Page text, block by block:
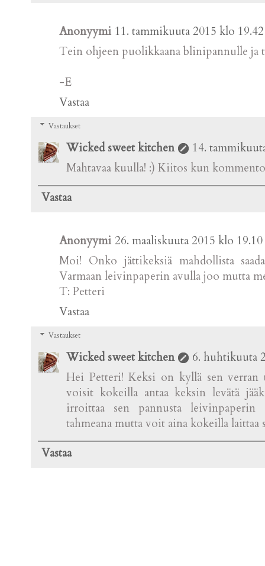
Anonyymi 11. tammikuuta 2015 klo 19.42
Tein ohjeen puolikkaana blinipannulle ja
-E
Vastaa
Vastaukset
Wicked sweet kitchen
14.
Mahtavaa kuulla! :) Kiitos kun
Vastaa
Anonyymi 26. maaliskuuta 2015 klo 19.10
Moi! Onko jättikeksiä mahdollista
Varmaan leivinpaperin avulla joo mutta
T: Petteri
Vastaa
Vastaukset
Wicked sweet kitchen
6. huhtikuuta
Hei Petteri! Keksi on kyllä sen verran
voisit kokeilla antaa keksin levätä
irroittaa sen pannusta
tahmeana mutta voit aina kokeilla
Vastaa